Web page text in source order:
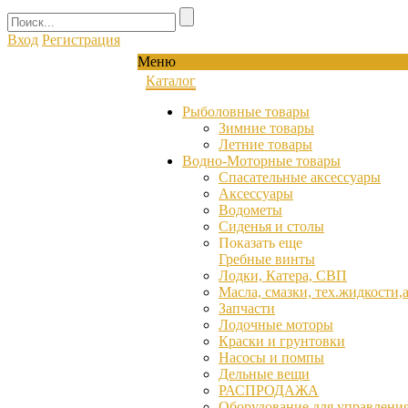
Вход Регистрация
Меню
Каталог
Рыболовные товары
Зимние товары
Летние товары
Водно-Моторные товары
Спасательные аксессуары
Аксессуары
Водометы
Сиденья и столы
Показать еще
Гребные винты
Лодки, Катера, СВП
Масла, смазки,
Запчасти
Лодочные моторы
Краски и грунтовки
Насосы и помпы
Дельные вещи
РАСПРОДАЖА